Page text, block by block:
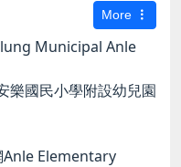
More
Municipal Anle
樂國民小學附設幼兒園
Anle Elementary